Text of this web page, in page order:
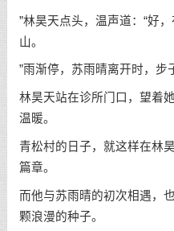
”林昊天点头，温声道：“好
山。
”雨渐停，苏雨晴离开时，步
林昊天站在诊所门口，望着
温暖。
青松村的日子，就这样在林
篇章。
而他与苏雨晴的初次相遇，
颗浪漫的种子。